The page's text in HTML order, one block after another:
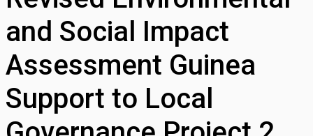
and Social Impact
Assessment Guinea
Support to Local